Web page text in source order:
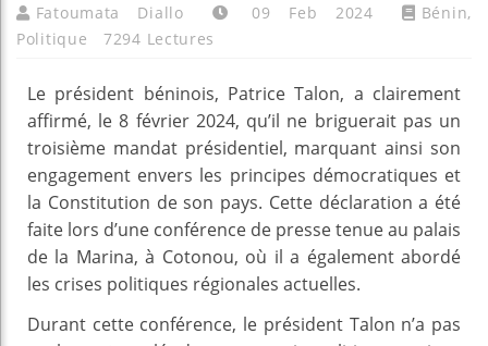
Fatoumata Diallo 09 Feb 2024 Bénin,
Politique
7294 Lectures
Le président béninois, Patrice Talon, a clairement
affirmé, le 8 février 2024, qu’il ne briguerait pas un
troisième mandat présidentiel, marquant ainsi son
engagement envers les principes démocratiques et
la Constitution de son pays. Cette déclaration a été
faite lors d’une conférence de presse tenue au palais
de la Marina, à Cotonou, où il a également abordé
les crises politiques régionales actuelles.
Durant cette conférence, le président Talon n’a pas